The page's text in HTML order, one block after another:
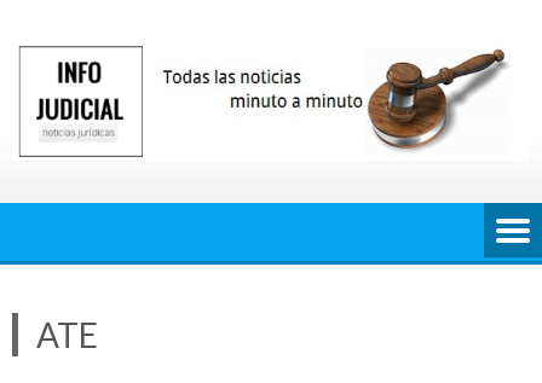
contenido
ATE